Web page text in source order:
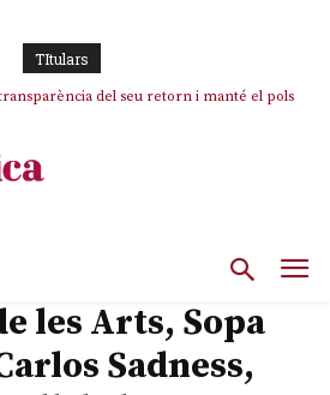
TItulars
del seu retorn i manté el pols
provocar un “efecte crida” massiu per la seva
les Arts, Sopa
Sadness,